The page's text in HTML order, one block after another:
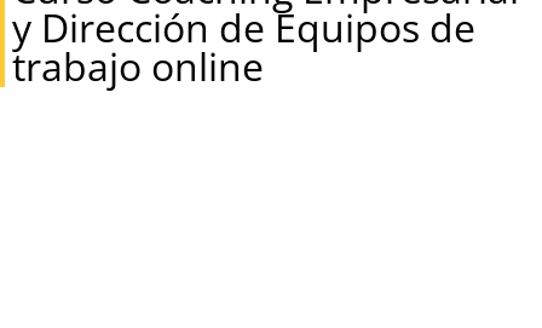
y Dirección de Equipos de
trabajo online